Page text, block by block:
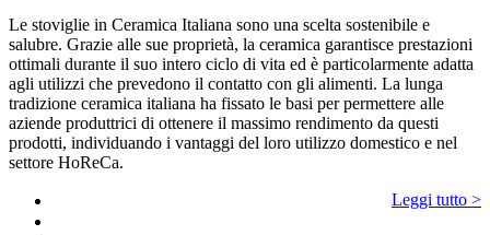
Le stoviglie in Ceramica Italiana sono una scelta sostenibile e
salubre. Grazie alle sue proprietà, la ceramica garantisce prestazioni
ottimali durante il suo intero ciclo di vita ed è particolarmente adatta
agli utilizzi che prevedono il contatto con gli alimenti. La lunga
tradizione ceramica italiana ha fissato le basi per permettere alle
aziende produttrici di ottenere il massimo rendimento da questi
prodotti, individuando i vantaggi del loro utilizzo domestico e nel
settore HoReCa.
Leggi tutto >